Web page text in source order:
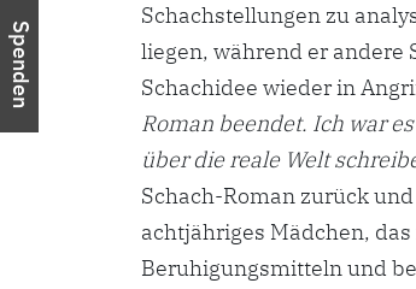
Schachstellungen zu
liegen, während er andere
Schachidee wieder in
Roman beendet. Ich war
über die reale Welt
Schach-Roman zurück
achtjähriges Mädchen,
Beruhigungsmitteln und
Spenden